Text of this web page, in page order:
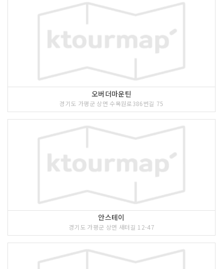
오버더마운틴
경기도 가평군 상면 수목원로386번길 75
안스테이
경기도 가평군 상면 새터길 12-47